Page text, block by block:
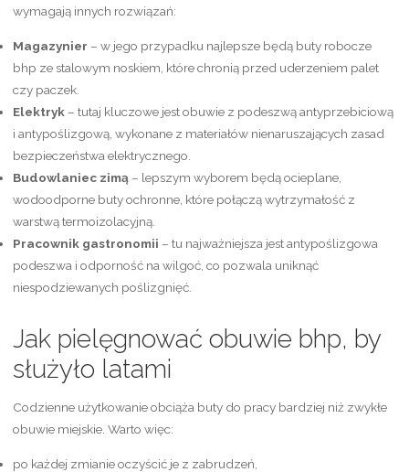
wymagają innych rozwiązań:
Magazynier – w jego przypadku najlepsze będą buty robocze
bhp ze stalowym noskiem, które chronią przed uderzeniem palet
czy paczek.
Elektryk– tutaj kluczowe jest obuwie z podeszwą antyprzebiciową
i antypoślizgową, wykonane z materiałów nienaruszających zasad
bezpieczeństwa elektrycznego.
Budowlaniec zimą– lepszym wyborem będą ocieplane,
wodoodporne buty ochronne, które połączą wytrzymałość z
warstwą termoizolacyjną.
Pracownik gastronomii – tu najważniejsza jest antypoślizgowa
podeszwa i odporność na wilgoć, co pozwala uniknąć
niespodziewanych poślizgnięć.
Jak pielęgnować obuwie bhp, by
służyło latami
Codzienne użytkowanie obciąża buty do pracy bardziej niż zwykłe
obuwie miejskie. Warto więc:
po każdej zmianie oczyścić je z zabrudzeń,